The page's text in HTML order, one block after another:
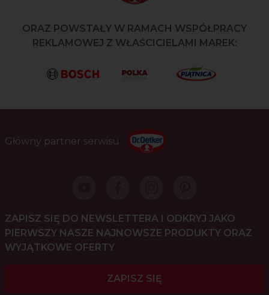
ORAZ POWSTAŁY W RAMACH WSPÓŁPRACY
REKLAMOWEJ Z WŁAŚCICIELAMI MAREK:
Główny partner serwisu
ZAPISZ SIĘ DO NEWSLETTERA I ODKRYJ JAKO
PIERWSZY NASZE NAJNOWSZE PRODUKTY ORAZ
WYJĄTKOWE OFERTY
ZAPISZ SIĘ